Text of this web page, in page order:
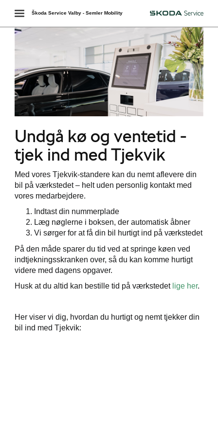
Toggle
navigation
Škoda
Škoda Service Valby - Semler Mobility
Undgå kø og ventetid -
tjek ind med Tjekvik
Med vores Tjekvik-standere kan du nemt aflevere din
bil på værkstedet – helt uden personlig kontakt med
vores medarbejdere.
Indtast din nummerplade
Læg nøglerne i boksen, der automatisk åbner
Vi sørger for at få din bil hurtigt ind på værkstedet
På den måde sparer du tid ved at springe køen ved
indtjekningsskranken over, så du kan komme hurtigt
videre med dagens opgaver.
Husk at du altid kan bestille tid på værkstedet lige her.
Her viser vi dig, hvordan du hurtigt og nemt tjekker din
bil ind med Tjekvik: